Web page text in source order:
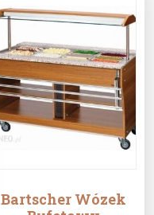
Bartscher Wózek